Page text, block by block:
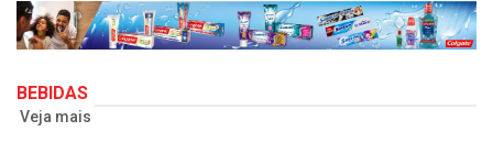
BEBIDAS
Veja mais